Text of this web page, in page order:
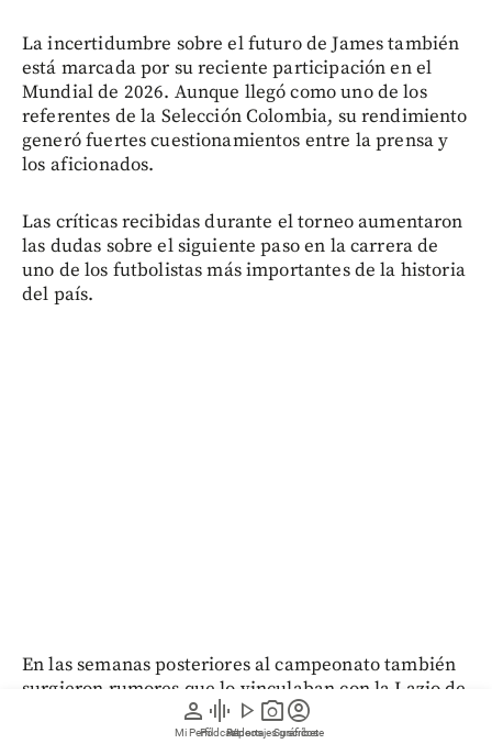
person
Mi Perfil
graphic_eq
Pódcast
play_arrow
Videos
photo_camera
Reportajes gráficos
account_circle
Suscríbete
La incertidumbre sobre el futuro de James también
está marcada por su reciente participación en el
Mundial de 2026. Aunque llegó como uno de los
referentes de la Selección Colombia, su rendimiento
generó fuertes cuestionamientos entre la prensa y
los aficionados.
Las críticas recibidas durante el torneo aumentaron
las dudas sobre el siguiente paso en la carrera de
uno de los futbolistas más importantes de la historia
del país.
En las semanas posteriores al campeonato también
surgieron rumores que lo vinculaban con la Lazio de
Italia, pero esas versiones tampoco avanzaron y
nunca se tradujeron en una negociación formal.